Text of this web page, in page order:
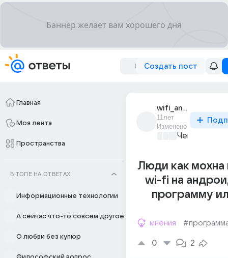
Создать пост
Главная
Моя лента
Пространства
В ТОПЕ НА ОТВЕТАХ
Информационные технологии
А сейчас что-то совсем другое
О любви без купюр
wifi_android
11лет
Изменено
Чем
Люди как мохна
wi-fi на
программу
мнения
0 2